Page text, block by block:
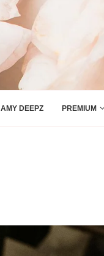
AMY DEEPZ PREMIUM